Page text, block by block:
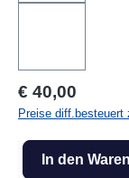
Regulärer Preis:
€ 40,00
Preise diff.besteuert
Produkt Anzahl:
In den